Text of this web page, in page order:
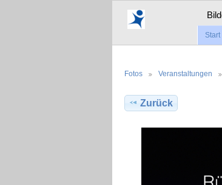
Start
Fotos Veranstaltungen
Zurück